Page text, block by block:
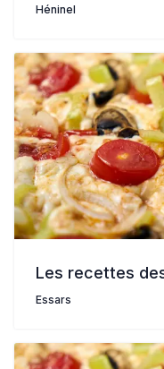
Héninel
Les recettes
Essars